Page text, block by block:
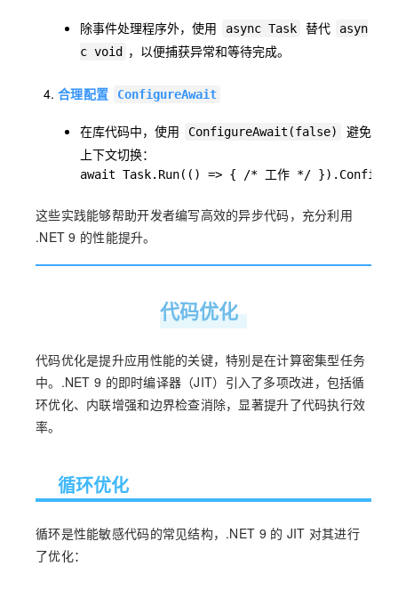
除事件处理程序外，使用 async Task 替代
asyn
c void
，以便捕获异常和等待完成。
合理配置 ConfigureAwait
在库代码中，使用 ConfigureAwait(false)
避免
上下文切换：
await Task.Run(() => { /* 工作 */
这些实践能够帮助开发者编写高效的异步代码，充分利用
.NET 9 的性能提升。
代码优化
代码优化是提升应用性能的关键，特别是在计算密集型任务
中。.NET 9 的即时编译器（JIT）引入了多项改进，包括循
环优化、内联增强和边界检查消除，显著提升了代码执行效
率。
循环优化
循环是性能敏感代码的常见结构，.NET 9 的 JIT 对其进行
了优化：